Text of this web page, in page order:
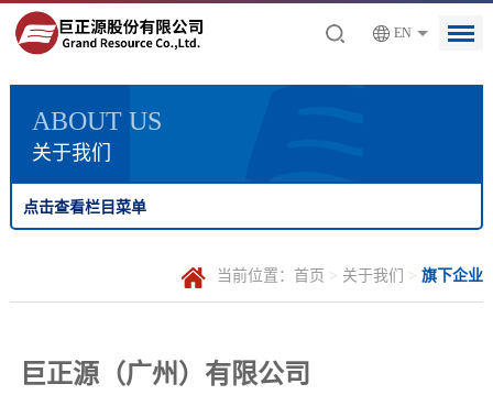
EN
ABOUT US
关于我们
点击查看栏目菜单
当前位置：首页 > 关于我们 >旗下企业
巨正源（广州）有限公司